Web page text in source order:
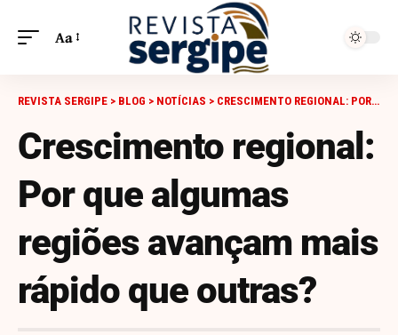
Aa
REVISTA SERGIPE > BLOG > NOTÍCIAS > CRESCIMENTO REGIONAL: POR QUE ALGUMAS REGIÕES AVANÇAM MAIS RÁPIDO QUE OUTRAS?
Crescimento regional:
Por que algumas
regiões avançam mais
rápido que outras?